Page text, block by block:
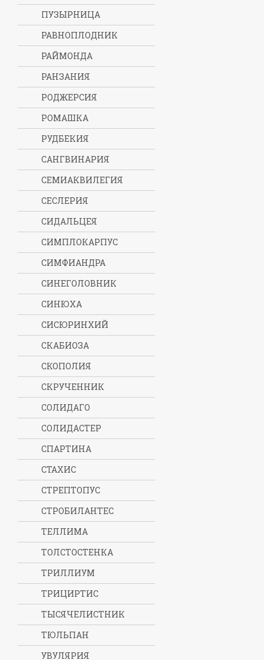
ПУЗЫРНИЦА
РАВНОПЛОДНИК
РАЙМОНДА
РАНЗАНИЯ
РОДЖЕРСИЯ
РОМАШКА
РУДБЕКИЯ
САНГВИНАРИЯ
СЕМИАКВИЛЕГИЯ
СЕСЛЕРИЯ
СИДАЛЬЦЕЯ
СИМПЛОКАРПУС
СИМФИАНДРА
СИНЕГОЛОВНИК
СИНЮХА
СИСЮРИНХИЙ
СКАБИОЗА
СКОПОЛИЯ
СКРУЧЕННИК
СОЛИДАГО
СОЛИДАСТЕР
СПАРТИНА
СТАХИС
СТРЕПТОПУС
СТРОБИЛАНТЕС
ТЕЛЛИМА
ТОЛСТОСТЕНКА
ТРИЛЛИУМ
ТРИЦИРТИС
ТЫСЯЧЕЛИСТНИК
ТЮЛЬПАН
УВУЛЯРИЯ